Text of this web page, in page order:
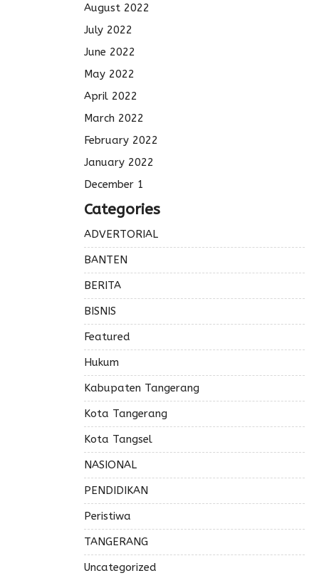
August 2022
July 2022
June 2022
May 2022
April 2022
March 2022
February 2022
January 2022
December 1
Categories
ADVERTORIAL
BANTEN
BERITA
BISNIS
Featured
Hukum
Kabupaten Tangerang
Kota Tangerang
Kota Tangsel
NASIONAL
PENDIDIKAN
Peristiwa
TANGERANG
Uncategorized